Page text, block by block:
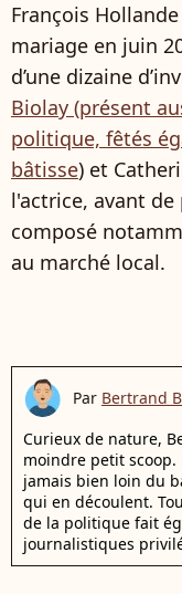
François
mariage en juin
d’une dizaine
Biolay (présent
politique, fêtés
bâtisse) et
l'actrice, avant
composé
au marché local.
Par Bertrand
Curieux de nature,
moindre petit scoop.
jamais bien loin du
qui en découlent.
de la politique fait
journalistiques